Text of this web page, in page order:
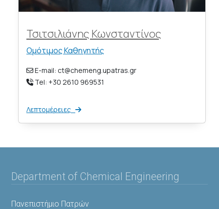
Τσιτσιλιάνης Κωνσταντίνος
Ομότιμος Καθηγητής
E-mail: ct@chemeng.upatras.gr
Tel: +30 2610 969531
Λεπτομέρειες
Department of Chemical Engineering
Πανεπιστήμιο Πατρών